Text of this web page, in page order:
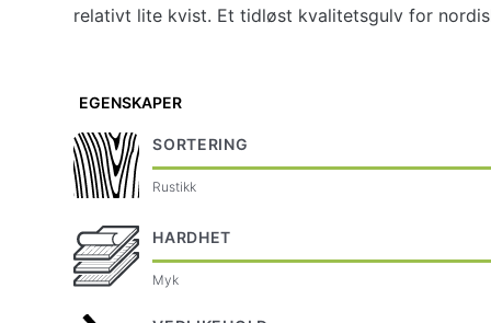
relativt lite kvist. Et tidløst kvalitetsgulv for
EGENSKAPER
SORTERING
Rustikk
HARDHET
Myk